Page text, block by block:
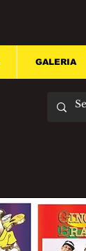
GALERIA